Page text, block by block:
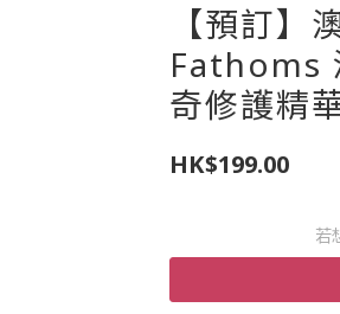
【預訂
Fathoms
奇修護精
HK$199.00
若